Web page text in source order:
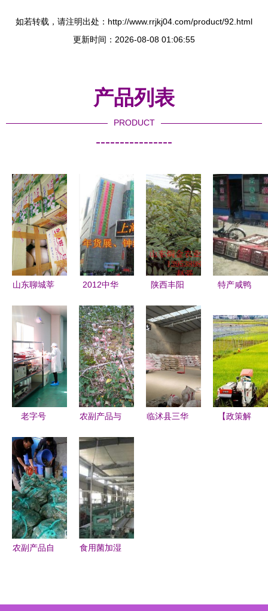
如若转载，请注明出处：http://www.rrjkj04.com/product/92.html
更新时间：2026-08-08 01:06:55
产品列表
PRODUCT
----------------
山东聊城莘
号甜瓜
的甜蜜商
机，批发市
场为何趋之
若鹜？
2012中华
品交易博览
会 上海农
副产品购销
新篇章
陕西丰阳
产，助力绿
色食材供应
链
特产咸鸭
蛋、双簧鹅
蛋、鹅蛋等
_农副产品_
世界工厂网
中国产品信
息库
老字号
业振兴带领
群众奔小康
农副产品购
销两旺
农副产品与
打开乡村财
富之门的绿
色通道
临沭县三华
【政策解
农副产品自
食用菌加湿